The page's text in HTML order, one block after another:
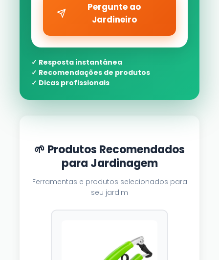
Pergunte ao
Jardineiro
✓ Resposta instantânea
✓ Recomendações de produtos
✓ Dicas profissionais
🌱 Produtos Recomendados
para Jardinagem
Ferramentas e produtos selecionados para
seu jardim